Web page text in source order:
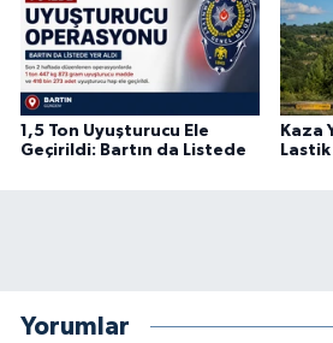
1,5 Ton Uyuşturucu Ele
Geçirildi: Bartın da Listede
Kaza
Yorumlar